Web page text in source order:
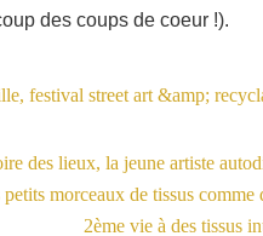
des coups de coeur !).